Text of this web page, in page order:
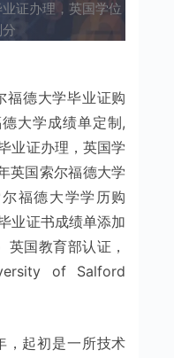
证办理，英国学位
福德大学毕业证购
大学成绩单定制,
业证办理，英国学
英国索尔福德大学
福德大学学历购
业证书成绩单添加
国教育部认证，
of Salford
，起初是一所技术